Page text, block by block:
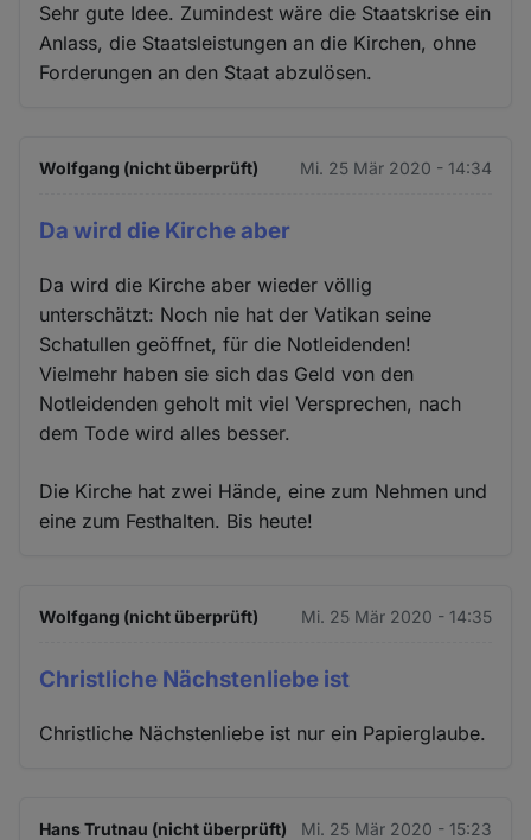
Sehr gute Idee. Zumindest wäre die Staatskrise ein
Anlass, die Staatsleistungen an die Kirchen, ohne
Forderungen an den Staat abzulösen.
Wolfgang (nicht überprüft) Mi. 25 Mär 2020 - 14:34
Da wird die Kirche aber
Da wird die Kirche aber wieder völlig
unterschätzt: Noch nie hat der Vatikan seine
Schatullen geöffnet, für die Notleidenden!
Vielmehr haben sie sich das Geld von den
Notleidenden geholt mit viel Versprechen, nach
dem Tode wird alles besser.
Die Kirche hat zwei Hände, eine zum Nehmen und
eine zum Festhalten. Bis heute!
Wolfgang (nicht überprüft) Mi. 25 Mär 2020 - 14:35
Christliche Nächstenliebe ist
Christliche Nächstenliebe ist nur ein Papierglaube.
Hans Trutnau (nicht überprüft) Mi. 25 Mär 2020 - 15:23